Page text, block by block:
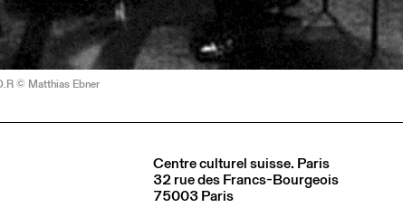
© Matthias Ebner
Centre culturel suisse. Paris
32 rue des Francs-Bourgeois
75003 Paris